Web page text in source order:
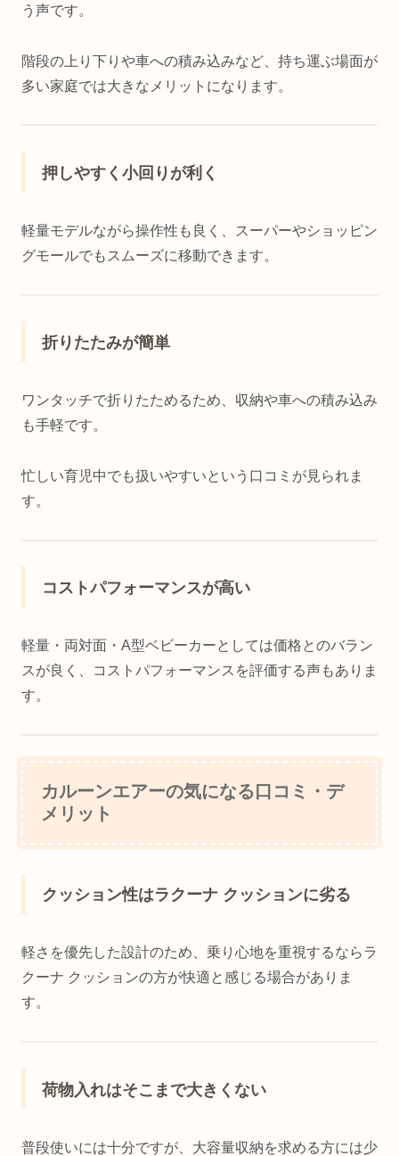
う声です。
階段の上り下りや車への積み込みなど、持ち運ぶ場面が
多い家庭では大きなメリットになります。
押しやすく小回りが利く
軽量モデルながら操作性も良く、スーパーやショッピン
グモールでもスムーズに移動できます。
折りたたみが簡単
ワンタッチで折りたためるため、収納や車への積み込み
も手軽です。
忙しい育児中でも扱いやすいという口コミが見られま
す。
コストパフォーマンスが高い
軽量・両対面・A型ベビーカーとしては価格とのバラン
スが良く、コストパフォーマンスを評価する声もありま
す。
カルーンエアーの気になる口コミ・デ
メリット
クッション性はラクーナ クッションに劣る
軽さを優先した設計のため、乗り心地を重視するならラ
クーナ クッションの方が快適と感じる場合がありま
す。
荷物入れはそこまで大きくない
普段使いには十分ですが、大容量収納を求める方には少